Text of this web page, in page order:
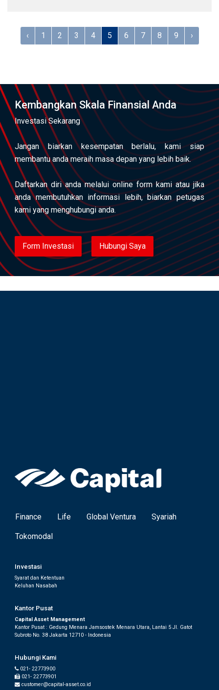
‹ 1 2 3 4 5 6 7 8 9 ›
Kembangkan Skala Finansial Anda
Investasi Sekarang
Jangan biarkan kesempatan berlalu, kami siap
membantu anda meraih masa depan yang lebih baik.
Daftarkan diri anda melalui online form kami atau jika
anda membutuhkan informasi lebih, biarkan petugas
kami yang menghubungi anda.
Form Investasi Hubungi Saya
Finance Life Global Ventura Syariah
Tokomodal
Investasi
Syarat dan Ketentuan
Keluhan Nasabah
Kantor Pusat
Capital Asset Management
Kantor Pusat : Gedung Menara Jamsostek Menara Utara, Lantai 5 Jl. Gatot
Subroto No. 38 Jakarta 12710 - Indonesia
Hubungi Kami
021- 22773900
021- 22773901
customer@capital-asset.co.id